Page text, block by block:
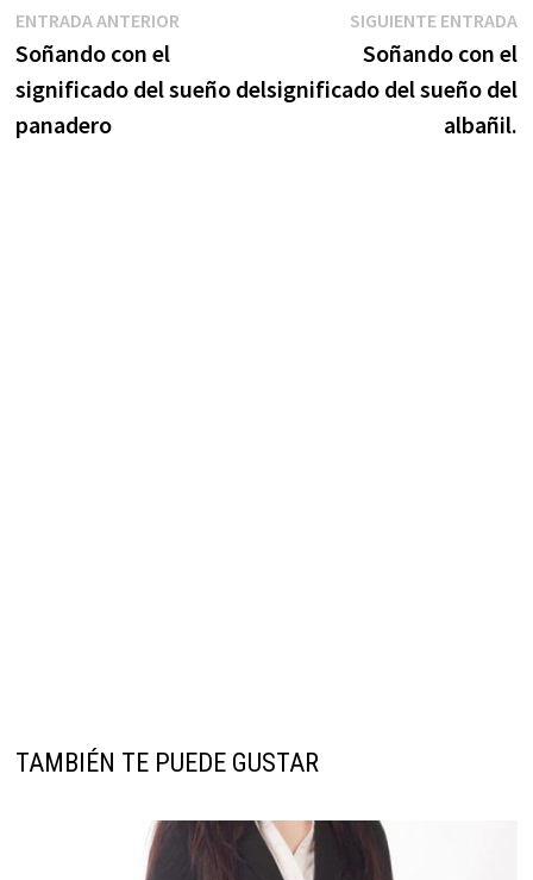
Navegación
de
entradas
ENTRADA ANTERIOREntrada
Soñando con el
significado del sueño del
panadero
SIGUIENTE ENTRADA
Soñando con el
significado del sueño del
albañil.
TAMBIÉN TE PUEDE GUSTAR